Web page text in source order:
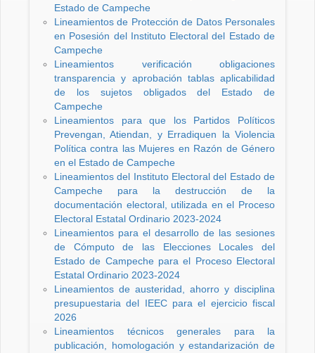
Estado de Campeche
Lineamientos de Protección de Datos Personales
en Posesión del Instituto Electoral del Estado de
Campeche
Lineamientos verificación obligaciones
transparencia y aprobación tablas aplicabilidad
de los sujetos obligados del Estado de
Campeche
Lineamientos para que los Partidos Políticos
Prevengan, Atiendan, y Erradiquen la Violencia
Política contra las Mujeres en Razón de Género
en el Estado de Campeche
Lineamientos del Instituto Electoral del Estado de
Campeche para la destrucción de la
documentación electoral, utilizada en el Proceso
Electoral Estatal Ordinario 2023-2024
Lineamientos para el desarrollo de las sesiones
de Cómputo de las Elecciones Locales del
Estado de Campeche para el Proceso Electoral
Estatal Ordinario 2023-2024
Lineamientos de austeridad, ahorro y disciplina
presupuestaria del IEEC para el ejercicio fiscal
2026
Lineamientos técnicos generales para la
publicación, homologación y estandarización de